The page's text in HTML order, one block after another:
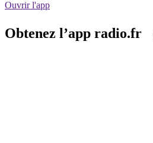
Ouvrir l'app
Obtenez l’app radio.fr